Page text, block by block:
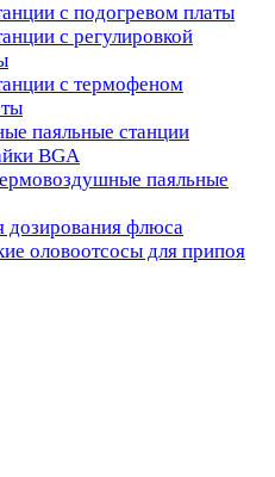
с подогревом платы
с регулировкой
с термофеном
паяльные станции
BGA
паяльные
флюса
оловоотсосы для припоя